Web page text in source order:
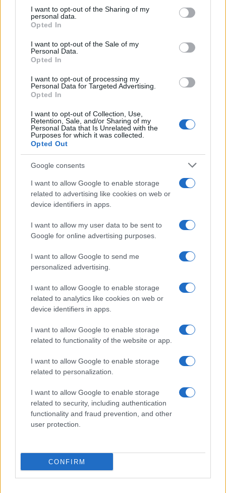
not limited to your visit or usage behaviour. You may click to
grant or deny consent to Google and its third-party tags to
use your data for below specified purposes in below Google
consent section.
I want to opt-out of the Sharing of my
personal data.
Opted In
I want to opt-out of the Sale of my
Personal Data.
Opted In
I want to opt-out of processing my
Personal Data for Targeted Advertising.
Opted In
I want to opt-out of Collection, Use,
Retention, Sale, and/or Sharing of my
Personal Data that Is Unrelated with the
Purposes for which it was collected.
Opted Out
Google consents
I want to allow Google to enable storage
related to advertising like cookies on web or
device identifiers in apps.
I want to allow my user data to be sent to
Google for online advertising purposes.
I want to allow Google to send me
personalized advertising.
I want to allow Google to enable storage
related to analytics like cookies on web or
device identifiers in apps.
I want to allow Google to enable storage
related to functionality of the website or app.
I want to allow Google to enable storage
related to personalization.
I want to allow Google to enable storage
related to security, including authentication
functionality and fraud prevention, and other
user protection.
CONFIRM
GalluraOggi.it
i tuoi video e le tue foto
Su WhatsApp al numero +39
345 356 7512
Ricevi le nostre ultime news
daGoogle News
Condividi l'articolo
F
a
ce
b
o
o
k
T
w
it
te
r
Pi
n
te
re
st
W
h
at
s
A
p
p
S
h
re
Prossimo articolo
NOTIZIE RECENTI
Incendio nella notte a Olbia, a fuoco due furgoni
vigili del fuoco a Rudalza